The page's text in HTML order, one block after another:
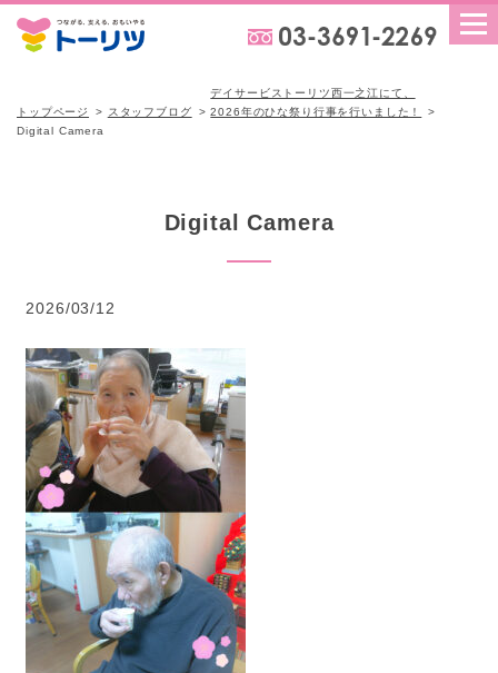
トップページ スタッフブログ
デイサービストーリツ西一之江にて、
2026年のひな祭り行事を行いました！
Digital Camera
Digital Camera
2026/03/12